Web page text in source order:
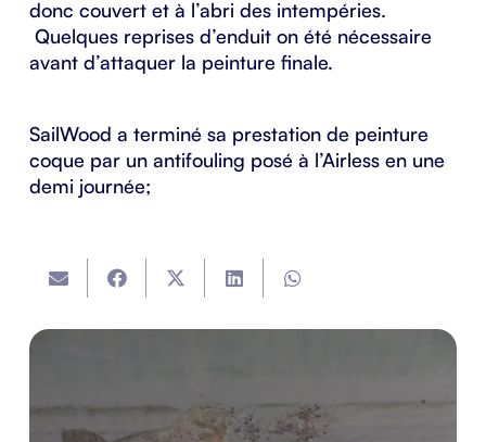
donc couvert et à l’abri des intempéries.
Quelques reprises d’enduit on été nécessaire
avant d’attaquer la peinture finale.
SailWood a terminé sa prestation de peinture
coque par un antifouling posé à l’Airless en une
demi journée;